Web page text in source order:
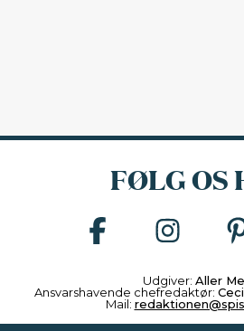
FØLG OS
Udgiver: Aller
Ansvarshavende chefredaktør:
Mail: